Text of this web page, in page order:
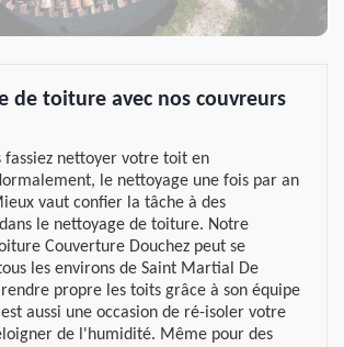
de toiture avec nos couvreurs
fassiez nettoyer votre toit en
le nettoyage une fois par an
vaut confier la tâche à des
le nettoyage de toiture. Notre
Couverture Douchez peut se
les environs de Saint Martial De
propre les toits grâce à son équipe
aussi une occasion de ré-isoler votre
de l'humidité. Même pour des